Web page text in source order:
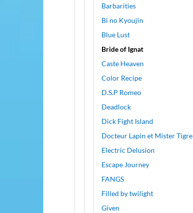
Barbarities
Bi no Kyoujin
Blue Lust
Bride of Ignat
Caste Heaven
Color Recipe
D.S.P Romeo
Deadlock
Dick Fight Island
Docteur Lapin et Mister Tigre
Electric Delusion
Escape Journey
FANGS
Filled by twilight
Given